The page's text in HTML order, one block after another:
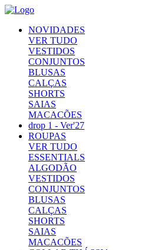
NOVIDADES
VER TUDO
VESTIDOS
CONJUNTOS
BLUSAS
CALÇAS
SHORTS
SAIAS
MACACÕES
drop 1 - Ver'27
ROUPAS
VER TUDO
ESSENTIALS
ALGODÃO
VESTIDOS
CONJUNTOS
BLUSAS
CALÇAS
SHORTS
SAIAS
MACACÕES